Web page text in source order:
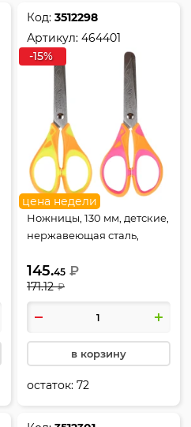
Код:3512298
Артикул:464401
-15%
цена недели
Ножницы, 130 мм, детские,
нержавеющая сталь,
вставки, ассорти 2 вида,
европодвес, Неон, Pulse
Soft, Maped, 464401
145.45 ₽
171.12 ₽
в корзину
остаток:72